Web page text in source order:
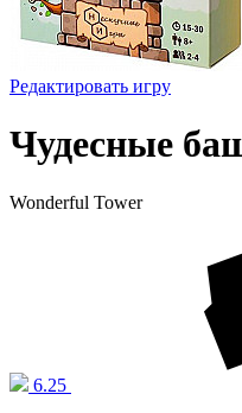
Редактировать игру
Чудесные
Wonderful Tower
6.25